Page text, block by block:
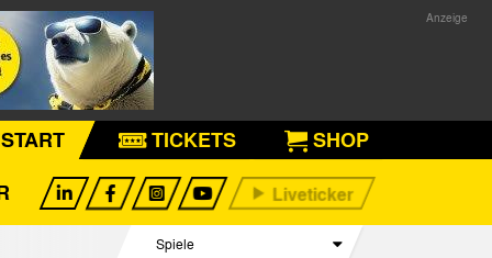
START TICKETS
SHOP
Spiele